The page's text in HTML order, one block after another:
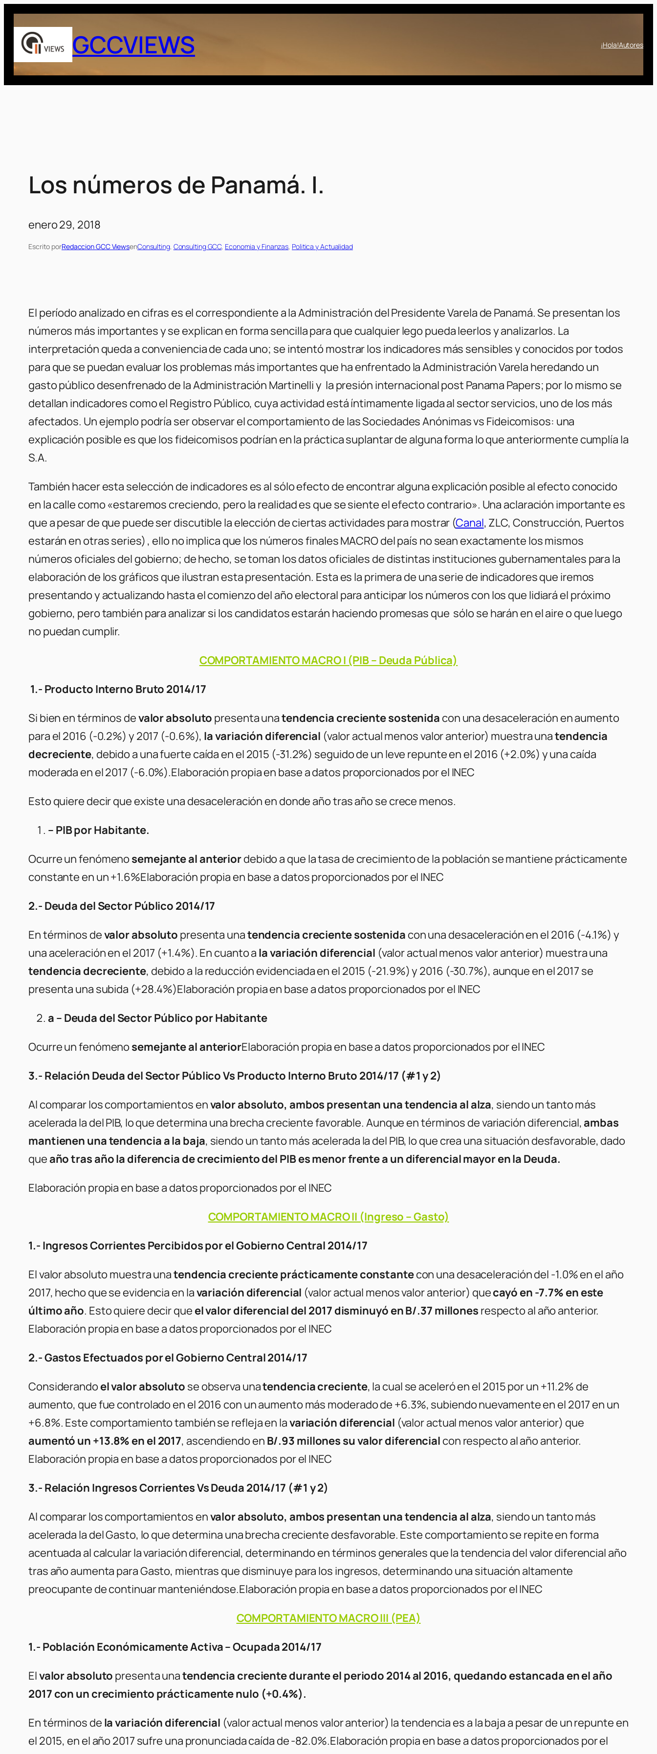
Saltar
contenido
GCCVIEWS ¡Hola!Autores
Los números de Panamá. I.
enero 29, 2018
Escrito porRedaccion GCC ViewsenConsulting, Consulting GCC, Economia y Finanzas, Politica y Actualidad
El período analizado en cifras es el correspondiente a la Administración del Presidente Varela de Panamá. Se presentan los
números más importantes y se explican en forma sencilla para que cualquier lego pueda leerlos y analizarlos. La
interpretación queda a conveniencia de cada uno; se intentó mostrar los indicadores más sensibles y conocidos por todos
para que se puedan evaluar los problemas más importantes que ha enfrentado la Administración Varela heredando un
gasto público desenfrenado de la Administración Martinelli y la presión internacional post Panama Papers; por lo mismo se
detallan indicadores como el Registro Público, cuya actividad está íntimamente ligada al sector servicios, uno de los más
afectados. Un ejemplo podría ser observar el comportamiento de las Sociedades Anónimas vs Fideicomisos: una
explicación posible es que los fideicomisos podrían en la práctica suplantar de alguna forma lo que anteriormente cumplía la
S.A.
También hacer esta selección de indicadores es al sólo efecto de encontrar alguna explicación posible al efecto conocido
en la calle como «estaremos creciendo, pero la realidad es que se siente el efecto contrario». Una aclaración importante es
que a pesar de que puede ser discutible la elección de ciertas actividades para mostrar (Canal, ZLC, Construcción, Puertos
estarán en otras series) , ello no implica que los números finales MACRO del país no sean exactamente los mismos
números oficiales del gobierno; de hecho, se toman los datos oficiales de distintas instituciones gubernamentales para la
elaboración de los gráficos que ilustran esta presentación. Esta es la primera de una serie de indicadores que iremos
presentando y actualizando hasta el comienzo del año electoral para anticipar los números con los que lidiará el próximo
gobierno, pero también para analizar si los candidatos estarán haciendo promesas que sólo se harán en el aire o que luego
no puedan cumplir.
COMPORTAMIENTO MACRO I (PIB – Deuda Pública)
1.- Producto Interno Bruto 2014/17
Si bien en términos devalor absoluto presenta unatendencia creciente sostenida con una desaceleración en aumento
para el 2016 (-0.2%) y 2017 (-0.6%), la variación diferencial (valor actual menos valor anterior) muestra unatendencia
decreciente, debido a una fuerte caída en el 2015 (-31.2%) seguido de un leve repunte en el 2016 (+2.0%) y una caída
moderada en el 2017 (-6.0%).Elaboración propia en base a datos proporcionados por el INEC
Esto quiere decir que existe una desaceleración en donde año tras año se crece menos.
– PIB por Habitante.
Ocurre un fenómeno semejante al anteriordebido a que la tasa de crecimiento de la población se mantiene prácticamente
constante en un +1.6%Elaboración propia en base a datos proporcionados por el INEC
2.- Deuda del Sector Público 2014/17
En términos devalor absoluto presenta unatendencia creciente sostenida con una desaceleración en el 2016 (-4.1%) y
una aceleración en el 2017 (+1.4%). En cuanto a la variación diferencial (valor actual menos valor anterior) muestra una
tendencia decreciente, debido a la reducción evidenciada en el 2015 (-21.9%) y 2016 (-30.7%), aunque en el 2017 se
presenta una subida (+28.4%)Elaboración propia en base a datos proporcionados por el INEC
a – Deuda del Sector Público por Habitante
Ocurre un fenómeno semejante al anteriorElaboración propia en base a datos proporcionados por el INEC
3.- Relación Deuda del Sector Público Vs Producto Interno Bruto 2014/17 (#1 y 2)
Al comparar los comportamientos envalor absoluto, ambos presentan una tendencia al alza, siendo un tanto más
acelerada la del PIB, lo que determina una brecha creciente favorable. Aunque en términos devariación diferencial, ambas
mantienen una tendencia a la baja, siendo un tanto más acelerada la del PIB, lo que crea una situación desfavorable, dado
que año tras año la diferencia de crecimiento del PIB es menor frente a un diferencial mayor en la Deuda.
Elaboración propia en base a datos proporcionados por el INEC
COMPORTAMIENTO MACRO II (Ingreso – Gasto)
1.- Ingresos Corrientes Percibidos por el Gobierno Central 2014/17
Elvalor absoluto muestra unatendencia creciente prácticamente constantecon una desaceleración del -1.0% en el año
2017, hecho que se evidencia en lavariación diferencial (valor actual menos valor anterior) quecayó en -7.7% en este
último año. Esto quiere decir que el valor diferencial del 2017 disminuyó en B/.37 millones respecto al año anterior.
Elaboración propia en base a datos proporcionados por el INEC
2.- Gastos Efectuados por el Gobierno Central 2014/17
Considerando el valor absoluto se observa unatendencia creciente, la cual se aceleró en el 2015 por un +11.2% de
aumento, que fue controlado en el 2016 con un aumento más moderado de +6.3%, subiendo nuevamente en el 2017 en un
+6.8%. Este comportamiento también se refleja en lavariación diferencial (valor actual menos valor anterior) que
aumentó un +13.8% en el 2017, ascendiendo en B/.93 millones su valor diferencial con respecto al año anterior.
Elaboración propia en base a datos proporcionados por el INEC
3.- Relación Ingresos Corrientes Vs Deuda 2014/17 (#1 y 2)
Al comparar los comportamientos envalor absoluto, ambos presentan una tendencia al alza, siendo un tanto más
acelerada la del Gasto, lo que determina una brecha creciente desfavorable. Este comportamiento se repite en forma
acentuada al calcular la variación diferencial, determinando en términos generales que la tendencia del valor diferencial año
tras año aumenta para Gasto, mientras que disminuye para los ingresos, determinando una situación altamente
preocupante de continuar manteniéndose.Elaboración propia en base a datos proporcionados por el INEC
COMPORTAMIENTO MACRO III (PEA)
1.- Población Económicamente Activa – Ocupada 2014/17
Elvalor absoluto presenta unatendencia creciente durante el periodo 2014 al 2016, quedando estancada en el año
2017 con un crecimiento prácticamente nulo (+0.4%).
En términos de la variación diferencial (valor actual menos valor anterior) la tendencia es a la baja a pesar de un repunte en
el 2015, en el año 2017 sufre una pronunciada caída de -82.0%.Elaboración propia en base a datos proporcionados por el